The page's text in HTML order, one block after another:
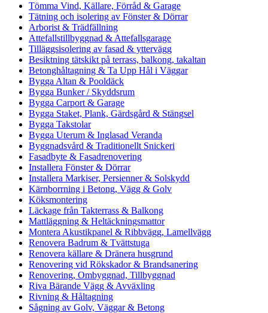
Tömma Vind, Källare, Förråd & Garage
Tätning och isolering av Fönster & Dörrar
Arborist & Trädfällning
Attefallstillbyggnad & Attefallsgarage
Tilläggsisolering av fasad & yttervägg
Besiktning tätskikt på terrass, balkong, takaltan
Betonghåltagning & Ta Upp Hål i Väggar
Bygga Altan & Pooldäck
Bygga Bunker / Skyddsrum
Bygga Carport & Garage
Bygga Staket, Plank, Gärdsgård & Stängsel
Bygga Takstolar
Bygga Uterum & Inglasad Veranda
Byggnadsvård & Traditionellt Snickeri
Fasadbyte & Fasadrenovering
Installera Fönster & Dörrar
Installera Markiser, Persienner & Solskydd
Kärnborrning i Betong, Vägg & Golv
Köksmontering
Läckage från Takterrass & Balkong
Mattläggning & Heltäckningsmattor
Montera Akustikpanel & Ribbvägg, Lamellvägg
Renovera Badrum & Tvättstuga
Renovera källare & Dränera husgrund
Renovering vid Rökskador & Brandsanering
Renovering, Ombyggnad, Tillbyggnad
Riva Bärande Vägg & Avväxling
Rivning & Håltagning
Sågning av Golv, Väggar & Betong